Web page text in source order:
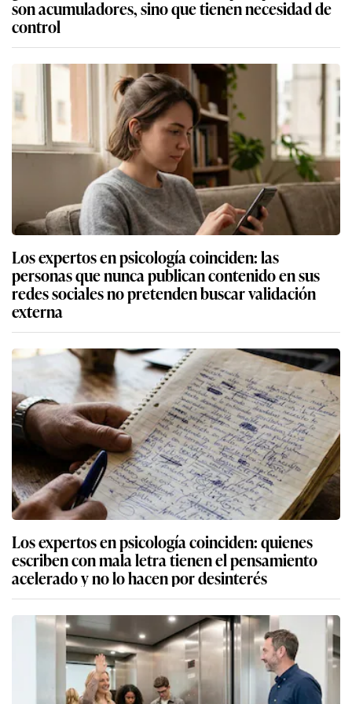
son acumuladores, sino que tienen necesidad de
control
Los expertos en psicología coinciden: las
personas que nunca publican contenido en sus
redes sociales no pretenden buscar validación
externa
Los expertos en psicología coinciden: quienes
escriben con mala letra tienen el pensamiento
acelerado y no lo hacen por desinterés